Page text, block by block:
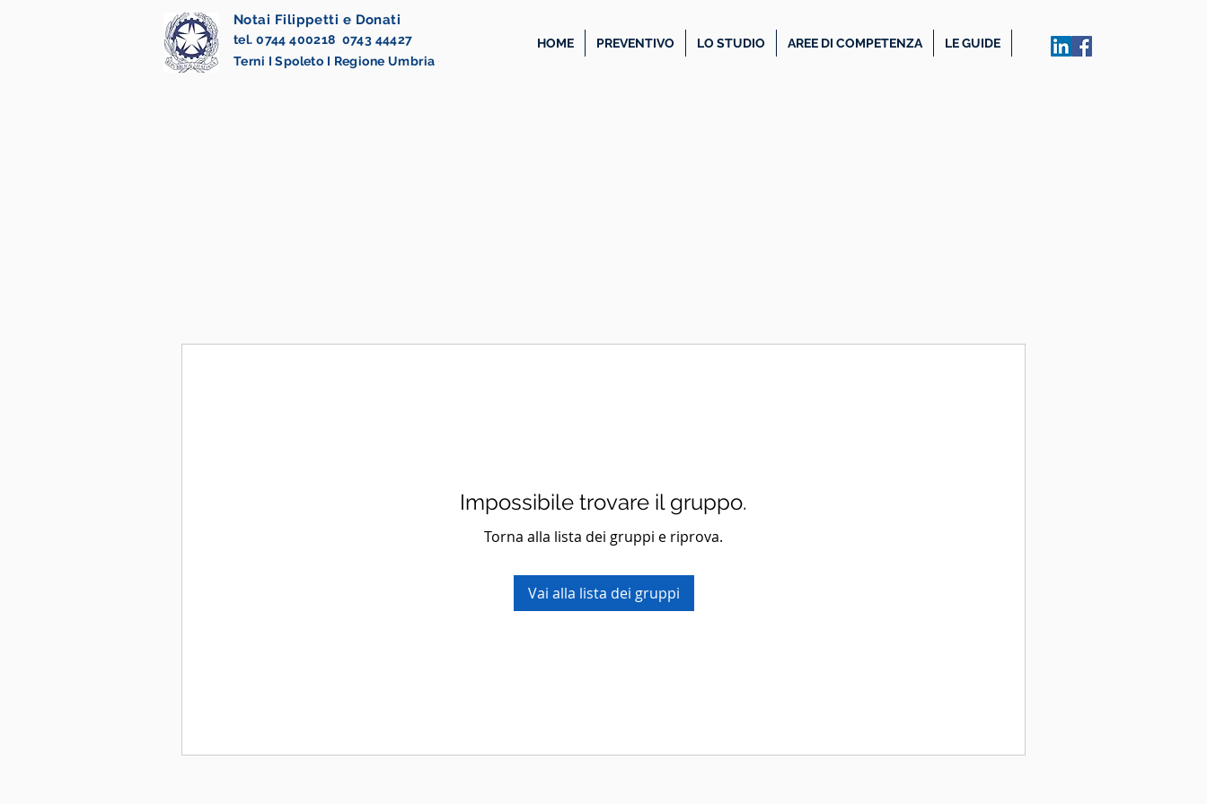
Notai Filippetti e Donati
HOME PREVENTIVO LO STUDIO AREE DI COMPETENZA LE GUIDE
tel. 0744 400218 0743 44427
Terni I Spoleto I Regione Umbria
Impossibile trovare il gruppo.
Torna alla lista dei gruppi e riprova.
Vai alla lista dei gruppi